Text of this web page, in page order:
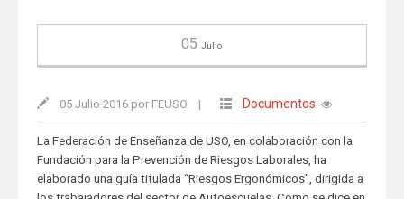
05Julio
05 Julio 2016 por FEUSO | Documentos
La Federación de Enseñanza de USO, en colaboración con la
Fundación para la Prevención de Riesgos Laborales, ha
elaborado una guía titulada “Riesgos Ergonómicos”, dirigida a